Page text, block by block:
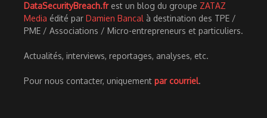
DataSecurityBreach.frest un blog du groupe ZATAZ
Media édité par Damien Bancal à destination des TPE /
PME / Associations / Micro-entrepreneurs et particuliers.
Actualités, interviews, reportages, analyses, etc.
Pour nous contacter, uniquement par courriel.